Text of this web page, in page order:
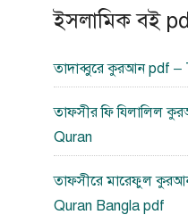
ইসলামিক বই
তাদাব্বুরে কুরআন pdf
তাফসীর ফি যিলালিল
Quran
তাফসীরে মারেফুল
Quran Bangla pdf